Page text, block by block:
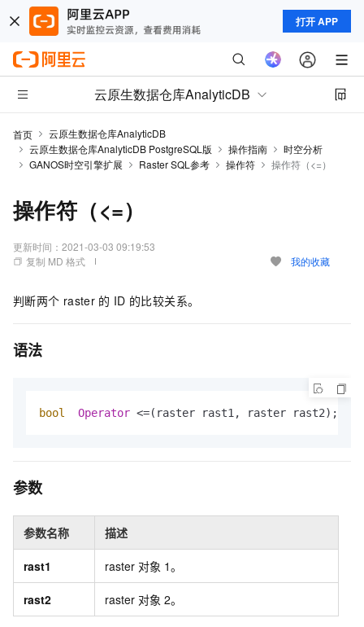
打开 APP
云原生数据仓库AnalyticDB
首页
云原生数据仓库AnalyticDB
云原生数据仓库AnalyticDB PostgreSQL版
操作指南
时空分析
GANOS时空引擎扩展
Raster SQL参考 操作符 操作符（<=）
操作符（<=）
更新时间： 2021-03-03 09:19:53
复制 MD 格式
我的收藏
判断两个 raster 的 ID 的比较关系。
语法
bool Operator <=(raster rast1, raster rast2);
参数
参数名称 描述
rast1 raster 对象 1。
rast2 raster 对象 2。